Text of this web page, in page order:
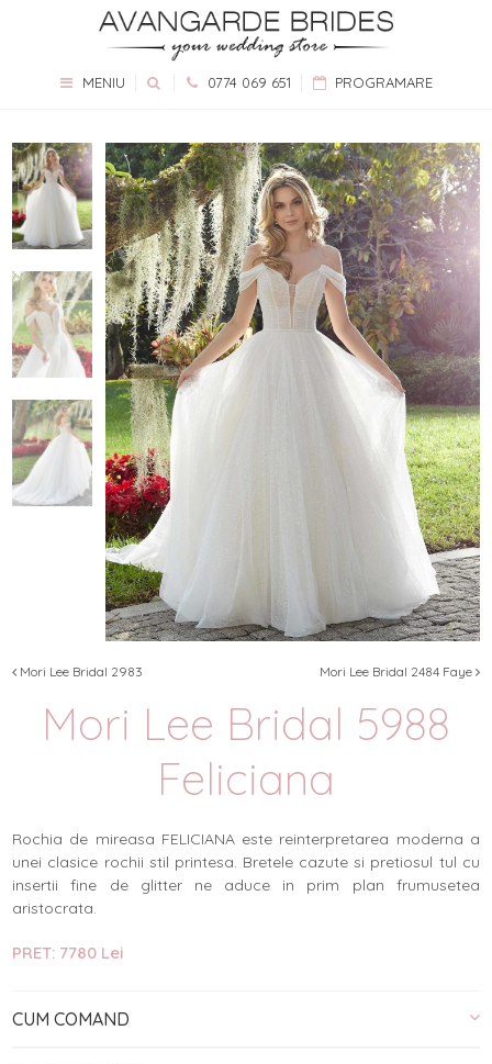
MENIU 0774 069 651 PROGRAMARE
Mori Lee Bridal 2983 Mori Lee Bridal 2484 Faye
Mori Lee Bridal 5988
Feliciana
Rochia de mireasa FELICIANA este reinterpretarea moderna a
unei clasice rochii stil printesa. Bretele cazute si pretiosul tul cu
insertii fine de glitter ne aduce in prim plan frumusetea
aristocrata.
PRET: 7780 Lei
CUM COMAND